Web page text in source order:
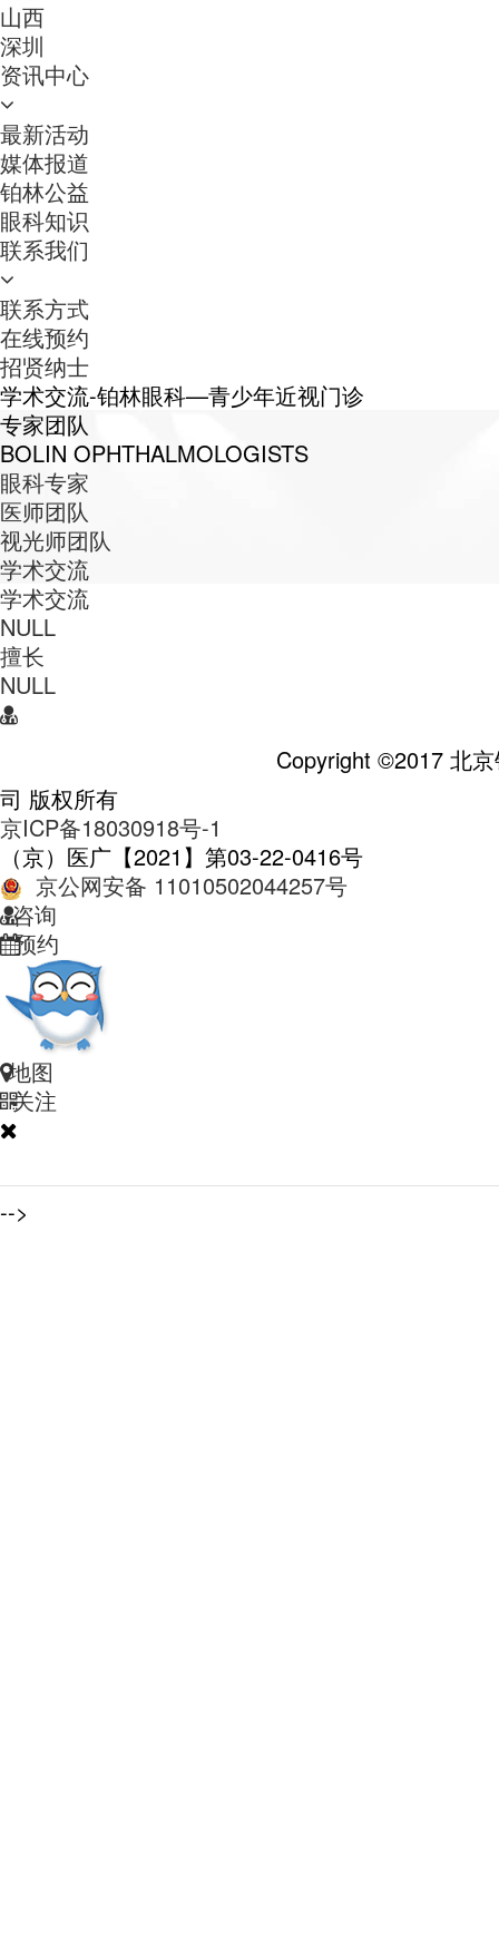
山西
深圳
资讯中心
最新活动
媒体报道
铂林公益
眼科知识
联系我们
联系方式
在线预约
招贤纳士
学术交流-铂林眼科—青少年近视门诊
专家团队
BOLIN OPHTHALMOLOGISTS
眼科专家
医师团队
视光师团队
学术交流
学术交流
NULL
擅长
NULL
Copyright ©2017 北
司 版权所有
京ICP备18030918号-1
（京）医广【2021】第03-22-0416号
京公网安备 11010502044257号
咨询
预约
地图
关注
-->